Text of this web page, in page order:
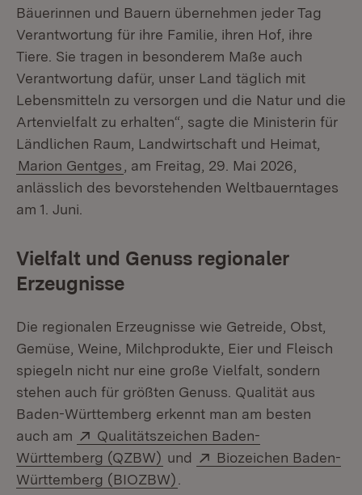
Bäuerinnen und Bauern übernehmen jeder Tag
Verantwortung für ihre Familie, ihren Hof, ihre
Tiere. Sie tragen in besonderem Maße auch
Verantwortung dafür, unser Land täglich mit
Lebensmitteln zu versorgen und die Natur und die
Artenvielfalt zu erhalten“, sagte die Ministerin für
Ländlichen Raum, Landwirtschaft und Heimat,
Marion Gentges
, am Freitag, 29. Mai 2026,
anlässlich des bevorstehenden Weltbauerntages
am 1. Juni.
Vielfalt und Genuss regionaler
Erzeugnisse
Die regionalen Erzeugnisse wie Getreide, Obst,
Gemüse, Weine, Milchprodukte, Eier und Fleisch
spiegeln nicht nur eine große Vielfalt, sondern
stehen auch für größten Genuss. Qualität aus
Baden-Württemberg erkennt man am besten
auch am
Extern:
Qualitätszeichen Baden-
Württemberg (QZBW) (Öffnet in neuem Fenster)
und Extern:
Biozeichen Baden-
Württemberg (BIOZBW)